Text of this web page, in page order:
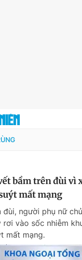
Tin 24h
khoản
bầm trên đùi vì
mất mạng
đùi, người phụ nữ
rơi vào sốc nhiễm
mất mạng.